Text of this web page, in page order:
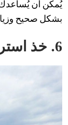
يُمكن أن يُساعدك
بشكل صحيح
6. خذ استراحة من كل شيء